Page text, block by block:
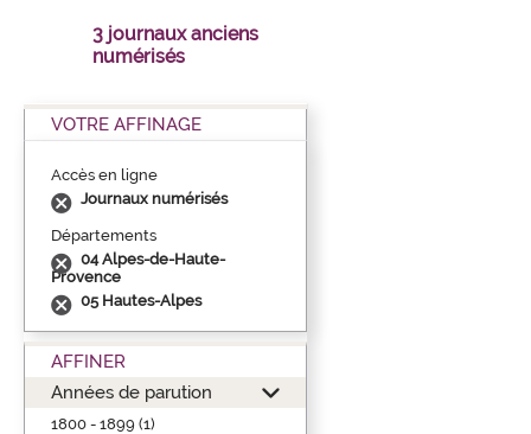
3 journaux anciens
numérisés
VOTRE AFFINAGE
Accès en ligne
Journaux numérisés
Départements
04 Alpes-de-Haute-
Provence
05 Hautes-Alpes
AFFINER
Années de parution
1800 - 1899 (1)